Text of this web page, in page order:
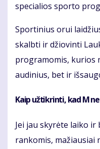
specialios sporto
Sportinius orui
skalbti ir džiovinti
programomis, kurios
audinius, bet ir
Kaip užtikrinti, kad M
Jei jau skyrėte laiko
rankomis, mažiausiai